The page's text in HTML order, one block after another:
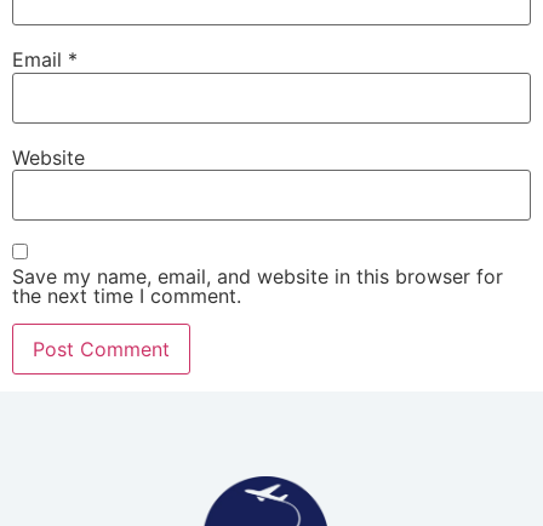
Email *
Website
Save my name, email, and website in this browser for
the next time I comment.